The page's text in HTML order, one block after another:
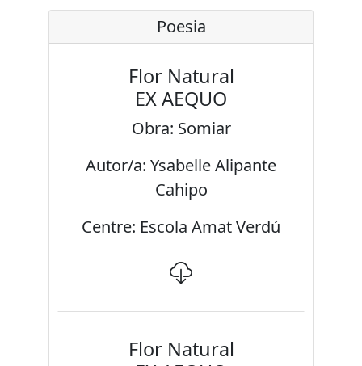
Poesia
Flor Natural
EX AEQUO
Obra: Somiar
Autor/a: Ysabelle Alipante
Cahipo
Centre: Escola Amat Verdú
Flor Natural